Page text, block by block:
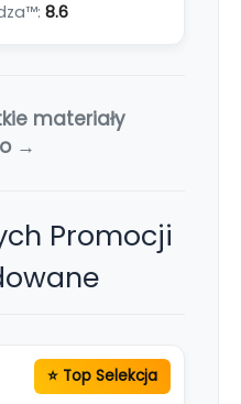
8.6
materiały
→
Promocji